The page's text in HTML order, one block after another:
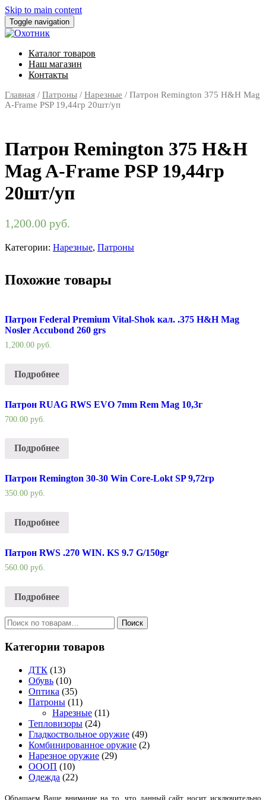
Skip to main content
Toggle navigation
Каталог товаров
Наш магазин
Контакты
Главная / Патроны / Нарезные / Патрон Remington 375 H&H Mag
A-Frame PSP 19,44гр 20шт/уп
Патрон Remington 375 H&H
Mag A-Frame PSP 19,44гр
20шт/уп
1,200.00 руб.
Категории: Нарезные, Патроны
Похожие товары
Патрон Federal Premium Vital-Shok кал. .375 H&H Mag
Nosler Accubond 260 grs
1,200.00 руб.
Подробнее
Патрон RUAG RWS EVO 7mm Rem Mag 10,3г
700.00 руб.
Подробнее
Патрон Remington 30-30 Win Core-Lokt SP 9,72гр
350.00 руб.
Подробнее
Патрон RWS .270 WIN. KS 9.7 G/150gr
560.00 руб.
Подробнее
Искать:
Категории товаров
ДТК (13)
Обувь (10)
Оптика (35)
Патроны (11)
Нарезные (11)
Тепловизоры (24)
Гладкоствольное оружие (49)
Комбинированное оружие (2)
Нарезное оружие (29)
ОООП (10)
Одежда (22)
Обращаем Ваше внимание на то, что данный сайт носит исключительно